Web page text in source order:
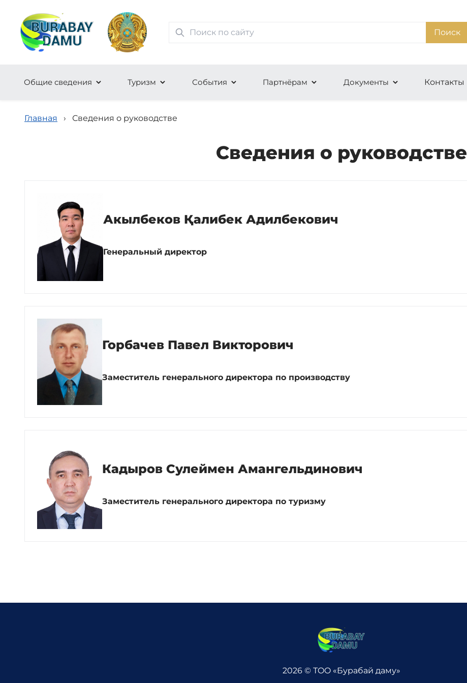
Поиск
Общие сведения Туризм События Партнёрам Документы Контакты
Главная › Сведения о руководстве
Сведения о руководстве
Акылбеков Қалибек Адилбекович
Генеральный директор
Горбачев Павел Викторович
Заместитель генерального директора по производству
Кадыров Сулеймен Амангельдинович
Заместитель генерального директора по туризму
2026 © ТOO «Бурабай даму»